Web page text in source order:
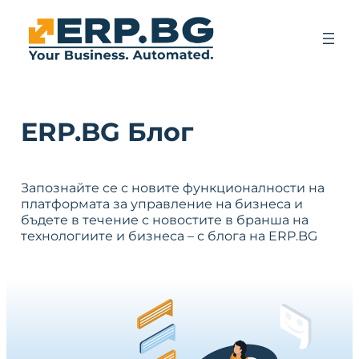
ERP.BG Блог
Запознайте се с новите функционалности на
платформата за управление на бизнеса и
бъдете в течение с новостите в бранша на
технологиите и бизнеса – с блога на ERP.BG